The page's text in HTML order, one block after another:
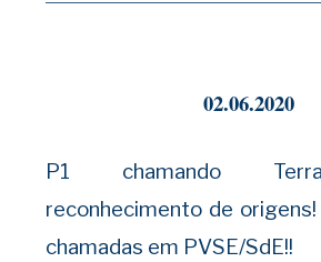
02.06.2020
P1 chamando
reconhecimento de
chamadas em PVSE/SdE!!